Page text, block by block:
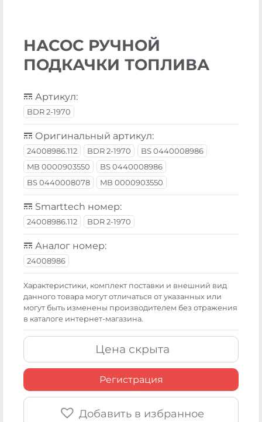
НАСОС РУЧНОЙ
ПОДКАЧКИ ТОПЛИВА
Артикул:
BDR 2-1970
Оригинальный артикул:
24008986.112 BDR 2-1970
BS 0440008986
MB 0000903550
BS 0440008986
BS 0440008078
MB 0000903550
Smarttech номер:
24008986.112 BDR 2-1970
Аналог номер:
24008986
Xарактеристики, комплект поставки и внешний вид
данного товара могут отличаться от указанных или
могут быть изменены производителем без отражения
в каталоге интернет-магазина.
Цена скрыта
Регистрация
Добавить в избранное